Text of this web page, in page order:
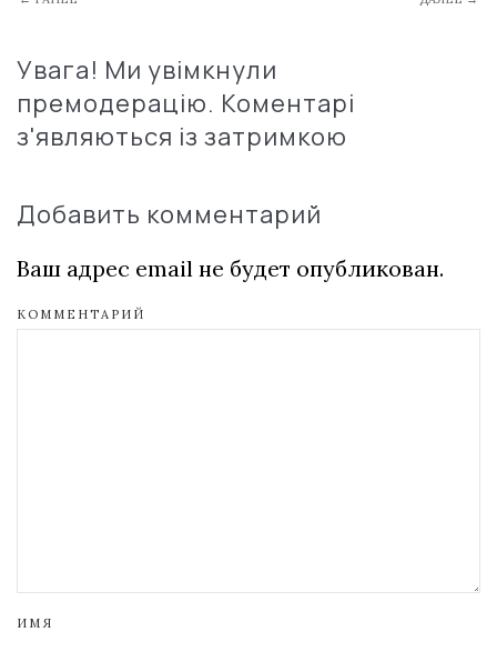
Увага! Ми увімкнули
премодерацію. Коментарі
з'являються із затримкою
Добавить комментарий
Ваш адрес email не будет опубликован.
КОММЕНТАРИЙ
ИМЯ